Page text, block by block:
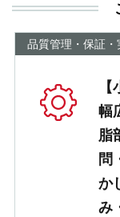
品質管理・保証・
幅
脂
問
か
み